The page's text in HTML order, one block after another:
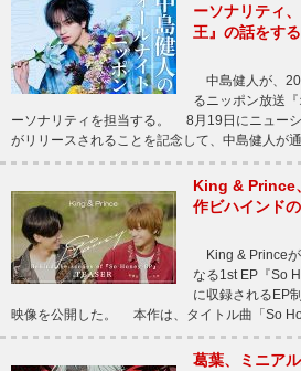
ーソナリティ
王』の話をす
中島健人が、
るニッポン放送
ーソナリティを担当する。 8月19日にニューシ
がリリースされることを記念して、中島健人が
King & Prince
作ビハインド
King & Princeが
なる1st EP『So
に収録されるEP
映像を公開した。 本作は、タイトル曲「So
葛葉、ミニア